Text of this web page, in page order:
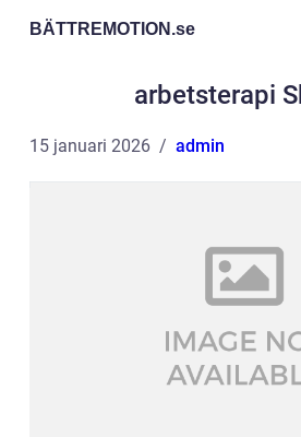
BÄTTREMOTION.se
arbetsterapi
15 januari 2026 admin